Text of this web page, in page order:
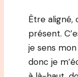
Être aligné,
présent.
je sens
donc je